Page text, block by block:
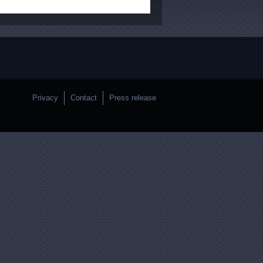
Privacy Contact Press release